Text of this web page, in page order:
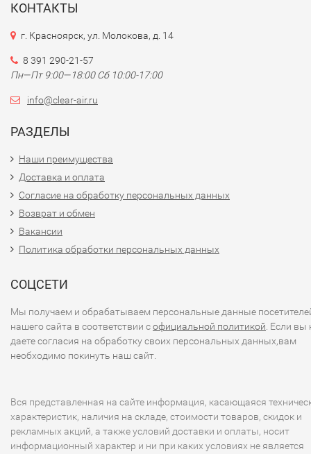
КОНТАКТЫ
г. Красноярск, ул. Молокова, д. 14
8 391 290-21-57
Пн—Пт 9:00—18:00 Сб 10:00-17:00
info@clear-air.ru
РАЗДЕЛЫ
Наши преимущества
Доставка и оплата
Согласие на обработку персональных данных
Возврат и обмен
Вакансии
Политика обработки персональных данных
СОЦСЕТИ
Мы получаем и обрабатываем персональные данные
нашего сайта в соответствии софициальной политикой . Если вы
даете согласия на обработку своих персональных данных,вам
необходимо покинуть наш сайт.
Вся представленная на сайте информация, касающаяся
характеристик, наличия на складе, стоимости товаров, скидок и
рекламных акций, а также условий доставки и оплаты, носит
информационный характер и ни при каких условиях не является